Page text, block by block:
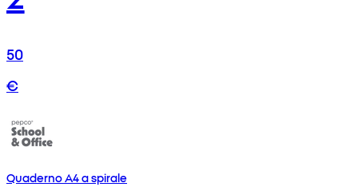
50
€
Quaderno A4 a spirale